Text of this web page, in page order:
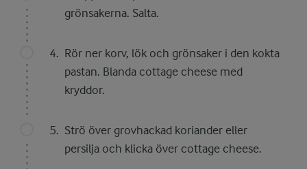
grönsakerna. Salta.
Rör ner korv, lök och grönsaker i den kokta
pastan. Blanda cottage cheese med
kryddor.
Strö över grovhackad koriander eller
persilja och klicka över cottage cheese.